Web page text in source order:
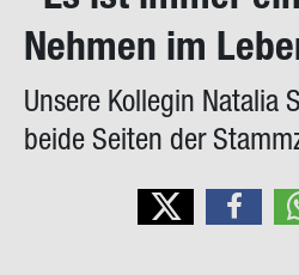
onNeh­men im
Un­se­re Kol­le­gin Na­ta­lia
beide Sei­ten der